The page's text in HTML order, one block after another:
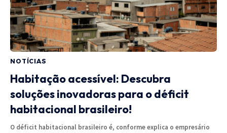
NOTÍCIAS
Habitação acessível: Descubra
soluções inovadoras para o déficit
habitacional brasileiro!
O déficit habitacional brasileiro é, conforme explica o empresário